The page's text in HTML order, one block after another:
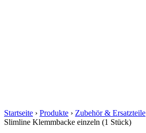
Startseite › Produkte › Zubehör & Ersatzteile
Slimline Klemmbacke einzeln (1 Stück)